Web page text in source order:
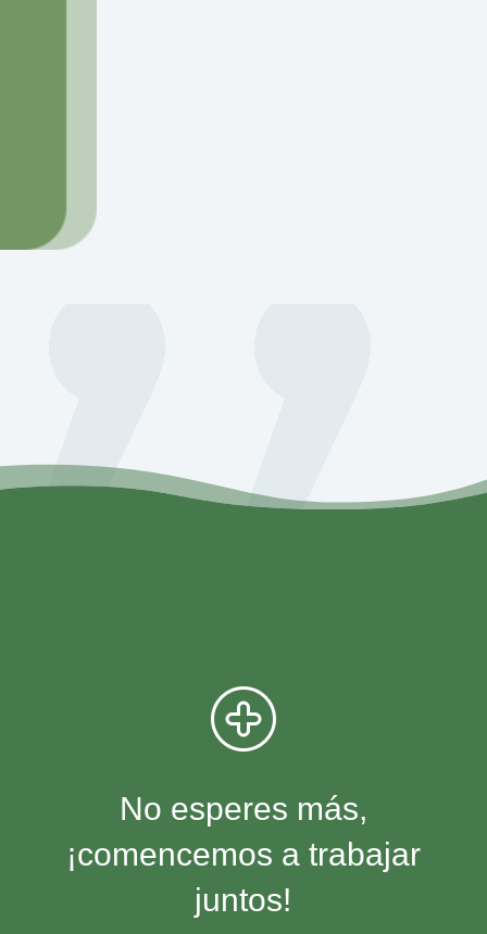
No esperes más,
¡comencemos a trabajar
juntos!